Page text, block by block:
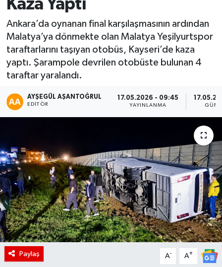
Kaza Yaptı
Ankara’da oynanan final karşılaşmasının ardından
Malatya’ya dönmekte olan Malatya Yeşilyurtspor
taraftarlarını taşıyan otobüs, Kayseri’de kaza
yaptı. Şarampole devrilen otobüste bulunan 4
taraftar yaralandı.
AYŞEGÜL AŞANTOĞRUL
EDITÖR
17.05.2026 - 09:45
YAYINLANMA
Paylaş A- A+